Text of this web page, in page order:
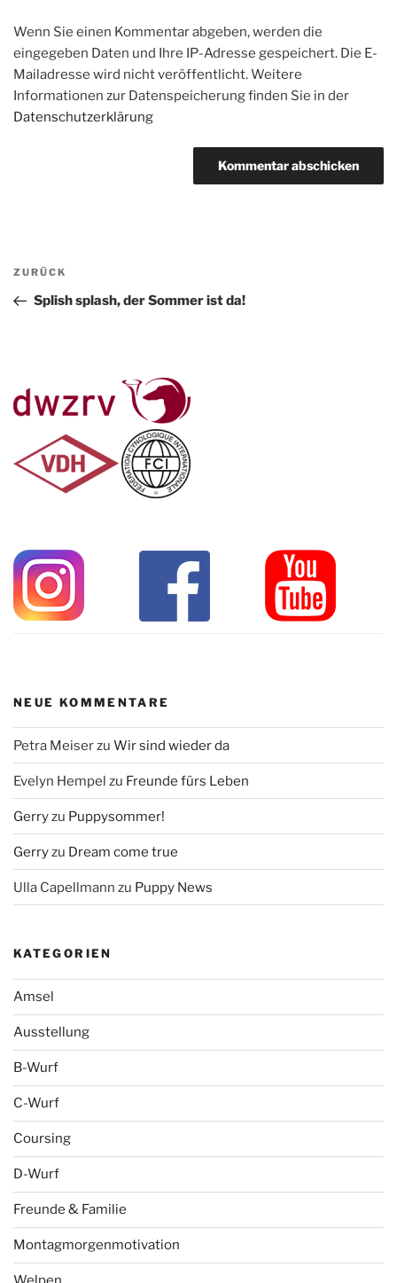
Wenn Sie einen Kommentar abgeben, werden die
eingegeben Daten und Ihre IP-Adresse gespeichert. Die E-
Mailadresse wird nicht veröffentlicht. Weitere
Informationen zur Datenspeicherung finden Sie in der
Datenschutzerklärung
Beitragsnavigation
Vorheriger
Beitrag
ZURÜCK
Splish splash, der Sommer ist da!
NEUE KOMMENTARE
Petra Meiserzu Wir sind wieder da
Evelyn Hempel zu Freunde fürs Leben
Gerryzu Puppysommer!
Gerryzu Dream come true
Ulla Capellmann zu Puppy News
KATEGORIEN
Amsel
Ausstellung
B-Wurf
C-Wurf
Coursing
D-Wurf
Freunde & Familie
Montagmorgenmotivation